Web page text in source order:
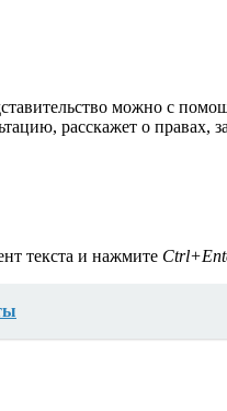
можно с
расскажет о правах,
текста и нажмите